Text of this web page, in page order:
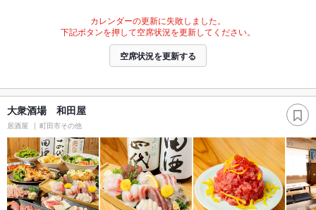
カレンダーの更新に失敗しました。
下記ボタンを押して空席状況を更新してください。
空席状況を更新する
大衆酒場 和田屋
居酒屋 町田市その他